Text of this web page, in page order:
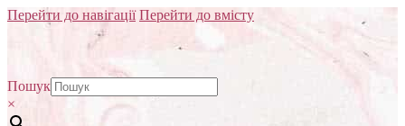
Перейти до навігації Перейти до вмісту
Пошук
×